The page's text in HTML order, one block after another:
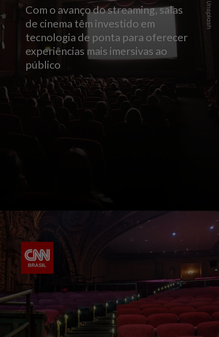
Com o avanço do streaming, salas
de cinema têm investido em
tecnologia de ponta para oferecer
experiências mais imersivas ao
público
Unsplash